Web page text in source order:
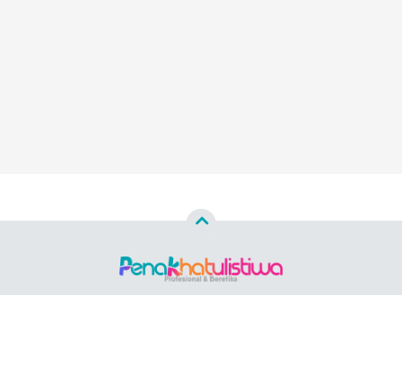
Copyright ©2026 PENAKHATULISTIWA.ID